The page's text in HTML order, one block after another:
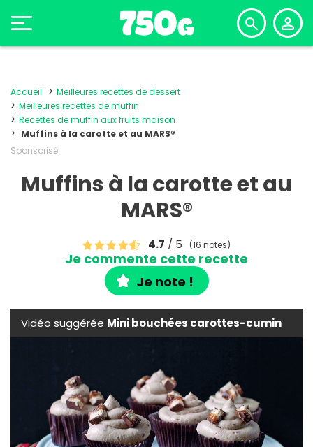
Accueil
Meilleures recettes de dessert
Meilleures recettes de muffin
Recettes de muffin aux fruits maison
Muffins à la carotte et au MARS®
Sponsorisé
Muffins à la carotte et au
MARS®
4.7 / 5 (16 notes)
Je commente cette recette
Je note !
Vidéo suggérée Mini bouchées carottes-cumin